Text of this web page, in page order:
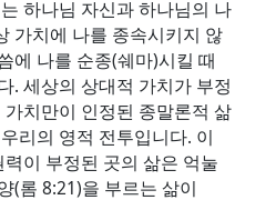
하나님 자신과 하나님의 나
가치에 나를 종속시키지 않
에 나를 순종(쉐마)시킬 때
. 세상의 상대적 가치가 부정
치만이 인정된 종말론적 삶
리의 영적 전투입니다. 이
이 부정된 곳의 삶은 억눌
(롬 8:21)을 부르는 삶이